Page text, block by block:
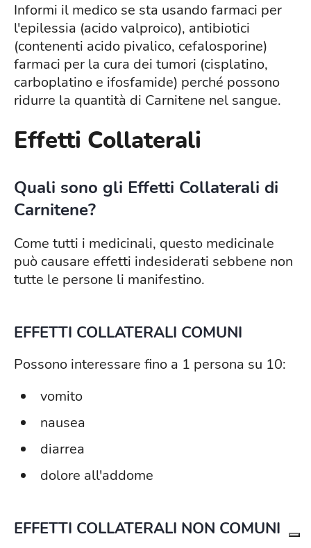
Informi il medico se sta usando farmaci per
l'epilessia (acido valproico), antibiotici
(contenenti acido pivalico, cefalosporine)
farmaci per la cura dei tumori (cisplatino,
carboplatino e ifosfamide) perché possono
ridurre la quantità di Carnitene nel sangue.
Effetti Collaterali
Quali sono gli Effetti Collaterali di
Carnitene?
Come tutti i medicinali, questo medicinale
può causare effetti indesiderati sebbene non
tutte le persone li manifestino.
EFFETTI COLLATERALI COMUNI
Possono interessare fino a 1 persona su 10:
vomito
nausea
diarrea
dolore all'addome
EFFETTI COLLATERALI NON COMUNI